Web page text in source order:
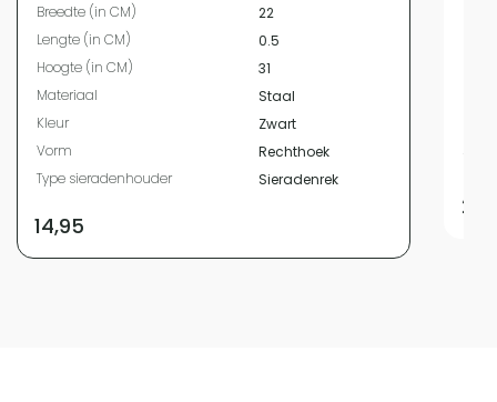
Breedte (in CM)
22
Lengte (in CM)
0.5
Hoogte (in CM)
31
Materiaal
Staal
Kleur
Zwart
Vorm
Rechthoek
Type sieradenhouder
Sieradenrek
14,95